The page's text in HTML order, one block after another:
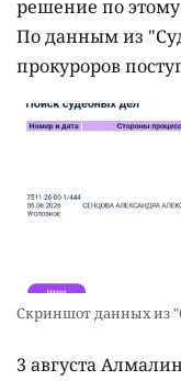
решение по
По данным из
прокуроров
Скриншот данных из
3 августа